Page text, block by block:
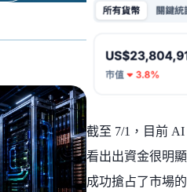
截至 7/1，目前
看出出資金很明
成功搶占了市場